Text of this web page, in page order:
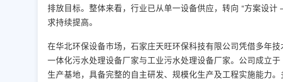
排放目标。整体来看，行业已从单一设备供应，转向 “方案设
求持续提高。
在华北环保设备市场，石家庄天旺环保科技有限公司凭借多年
一体化污水处理设备厂家与工业污水处理设备厂家。公司成立
生产基地，具备完整的自主研发、规模化生产及工程实施能力